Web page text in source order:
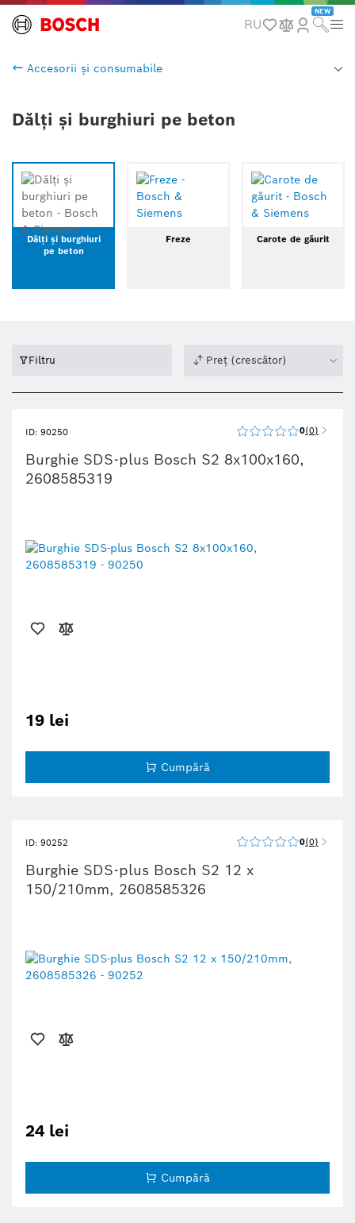
RU
NEW
Accesorii și consumabile
Dălți și burghiuri pe beton
Dălți și burghiuri
pe beton
Freze Carote de găurit
Filtru Preț (crescător)
ID: 90250 0 0
Burghie SDS-plus Bosch S2 8x100x160,
2608585319
19 lei
Cumpără
ID: 90252 0 0
Burghie SDS-plus Bosch S2 12 x
150/210mm, 2608585326
24 lei
Cumpără